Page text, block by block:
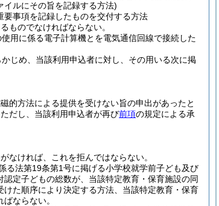
ルにその旨を記録する方法)
要事項を記録したものを交付する方法
ものでなければならない。
用に係る電子計算機とを電気通信回線で接続した
じめ、当該利用申込者に対し、その用いる次に掲
的方法による提供を受けない旨の申出があったと
ただし、当該利用申込者が再び前項の規定による承
なければ、これを拒んではならない。
る法第19条第1号に掲げる小学校就学前子ども及び
定子どもの総数が、当該特定教育・保育施設の同
た順序により決定する方法、当該特定教育・保育
ならない。